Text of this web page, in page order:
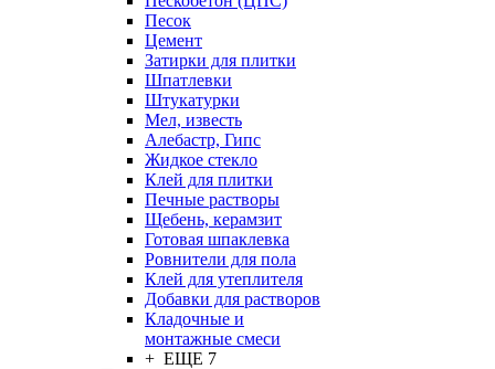
Песок
Цемент
Затирки для плитки
Шпатлевки
Штукатурки
Мел, известь
Алебастр, Гипс
Жидкое стекло
Клей для плитки
Печные растворы
Щебень, керамзит
Готовая шпаклевка
Ровнители для пола
Клей для утеплителя
Добавки для растворов
Кладочные и
монтажные смеси
+ ЕЩЕ 7